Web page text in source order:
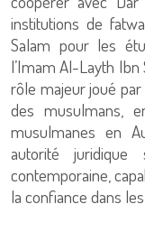
institutions de
Salam pour les
l’Imam Al-Layth Ibn
rôle majeur joué
des musulmans,
musulmanes en
autorité
contemporaine,
la confiance dans